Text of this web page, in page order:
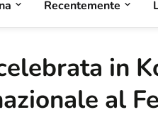
Recentemente
in
al